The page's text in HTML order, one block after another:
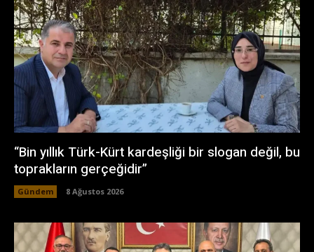
“Bin yıllık Türk-Kürt kardeşliği bir slogan değil, bu
toprakların gerçeğidir”
Gündem 8 Ağustos 2026